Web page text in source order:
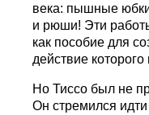
века: пышные
и рюши! Эти
как пособие для
действие которого
Но Тиссо был не
Он стремился